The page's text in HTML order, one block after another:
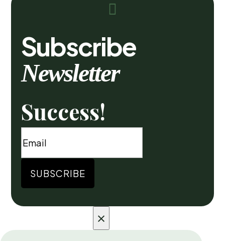

Subscribe
Newsletter
Success!
SUBSCRIBE
×